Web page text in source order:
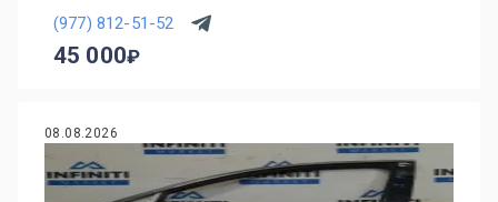
(977) 812-51-52
45 000
08.08.2026